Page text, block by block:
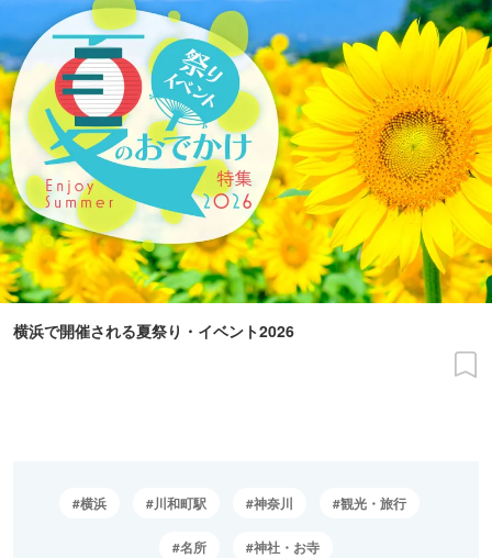
横浜で開催される夏祭り・イベント2026
横浜 川和町駅 神奈川 観光・旅行
名所 神社・お寺